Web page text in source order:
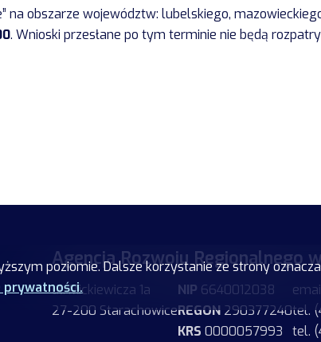
obszarze województw: lubelskiego,
. Wnioski przesłane po tym terminie nie będą
poziomie. Dalsze korzystanie ze strony
prywatności.
Agencja Rozwoju Regionalnego
ul. Mickiewicza 1a
27-200 Starachowice
NIP 6640012038
REGON 290377240
KRS 0000057993
tel.
tel.